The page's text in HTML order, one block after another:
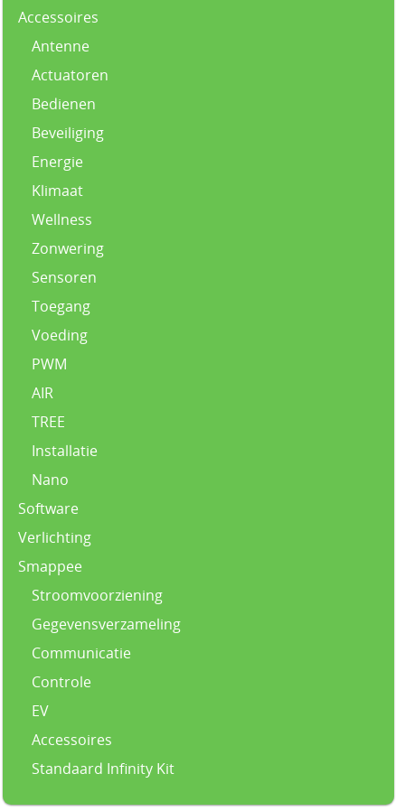
Accessoires
Antenne
Actuatoren
Bedienen
Beveiliging
Energie
Klimaat
Wellness
Zonwering
Sensoren
Toegang
Voeding
PWM
AIR
TREE
Installatie
Nano
Software
Verlichting
Smappee
Stroomvoorziening
Gegevensverzameling
Communicatie
Controle
EV
Accessoires
Standaard Infinity Kit